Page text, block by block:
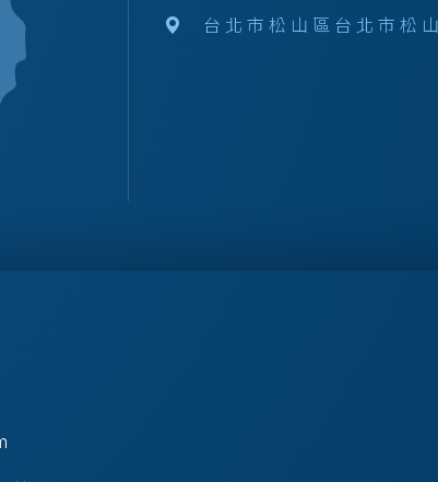
台北市松山區台北市松